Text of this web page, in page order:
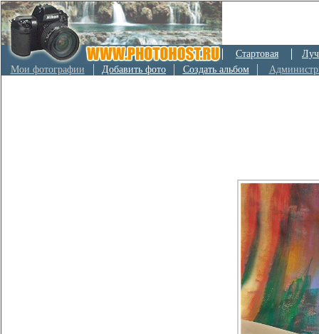
Стартовая
Мои фотографии
Добавить фото Создать альбом